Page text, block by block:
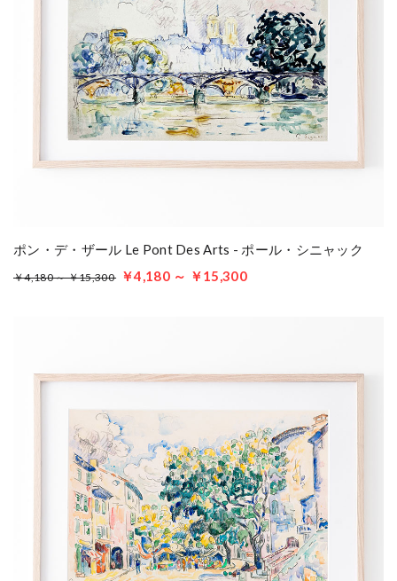
ポン・デ・ザール Le Pont Des Arts - ポール・シニャック
￥4,180 ～ ￥15,300 ￥4,180 ～ ￥15,300